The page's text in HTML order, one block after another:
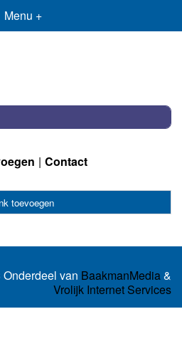
Menu +
Contact
toevoegen
van BaakmanMedia&
Vrolijk Internet Services